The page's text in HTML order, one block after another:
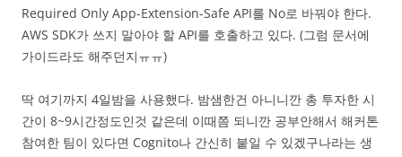
Required Only App-Extension-Safe API를 No로 바꿔야 한다.
AWS SDK가 쓰지 말아야 할 API를 호출하고 있다. (그럼 문서에
가이드라도 해주던지ㅠㅠ)
딱 여기까지 4일밤을 사용했다. 밤샘한건 아니니깐 총 투자한 시
간이 8~9시간정도인것 같은데 이때쯤 되니깐 공부안해서 해커톤
참여한 팀이 있다면 Cognito나 간신히 붙일 수 있겠구나라는 생